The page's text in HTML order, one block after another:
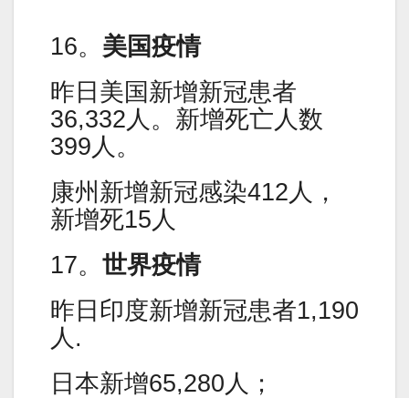
16。 美国疫情
昨日美国新增新冠患者
36,332人。新增死亡人数
399人。
康州新增新冠感染412人，
新增死15人
17。 世界疫情
昨日印度新增新冠患者1,190
人.
日本新增65,280人；